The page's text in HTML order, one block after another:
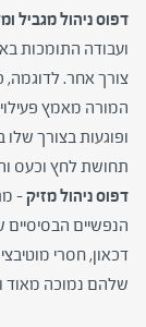
דפוס ניהול מגביל
ועבודה התומכות
צורך אחר. לדוגמה,
המורה מאמץ
ופוגעות בצורך
תחושת לחץ וכעס
דפוס ניהול מזיק –
הנפשיים
דכאון, חסרי
שלהם נמוכה מאוד